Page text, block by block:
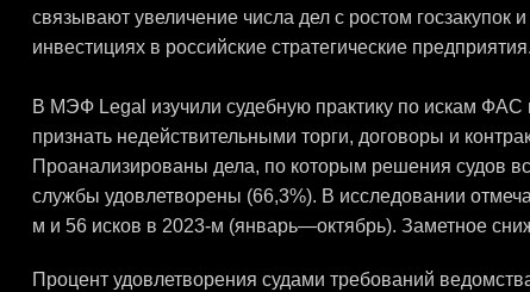
связывают увеличение числа дел с ростом госзакупок
инвестициях в российские стратегические предприятия.
В МЭФ Legal изучили судебную практику по искам
признать недействительными торги, договоры и
Проанализированы дела, по которым решения судов
службы удовлетворены (66,3%). В исследовании
м и 56 исков в 2023-м (январь—октябрь). Заметное
Процент удовлетворения судами требований